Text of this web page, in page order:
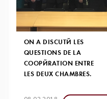
ON A DISCUTÉ LES
QUESTIONS DE LA
COOPÉRATION ENTRE
LES DEUX CHAMBRES.